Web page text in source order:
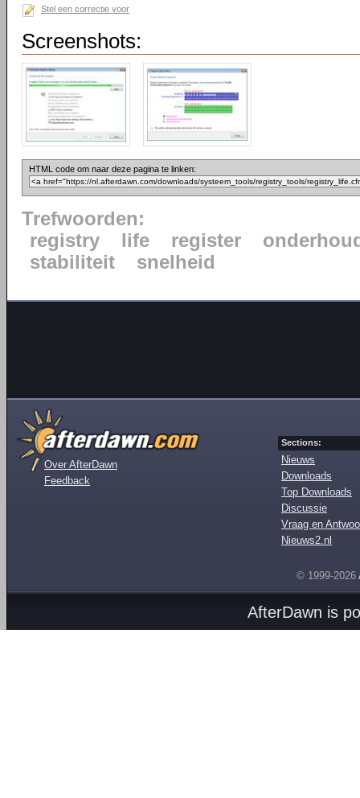
Stel een correctie voor
Screenshots:
HTML code om naar deze pagina te linken:
Trefwoorden:
registry
life register
stabiliteit
snelheid
Over AfterDawn
Feedback
Sections:
Nieuws
Downloads
Top Downloads
Discussie
Vraag en
Nieuws2.nl
© 1999-2026
AfterDawn is